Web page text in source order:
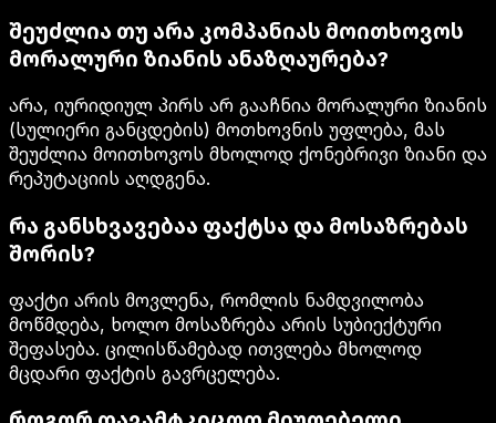
შეუძლია თუ არა კომპანიას მოითხოვოს
მორალური ზიანის ანაზღაურება?
არა, იურიდიულ პირს არ გააჩნია მორალური ზიანის
(სულიერი განცდების) მოთხოვნის უფლება, მას
შეუძლია მოითხოვოს მხოლოდ ქონებრივი ზიანი და
რეპუტაციის აღდგენა.
რა განსხვავებაა ფაქტსა და მოსაზრებას
შორის?
ფაქტი არის მოვლენა, რომლის ნამდვილობა
მოწმდება, ხოლო მოსაზრება არის სუბიექტური
შეფასება. ცილისწამებად ითვლება მხოლოდ
მცდარი ფაქტის გავრცელება.